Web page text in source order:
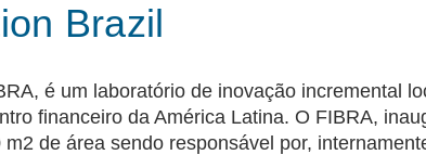
Brazil
é um laboratório de inovação incremental
financeiro da América Latina. O FIBRA,
de área sendo responsável por,